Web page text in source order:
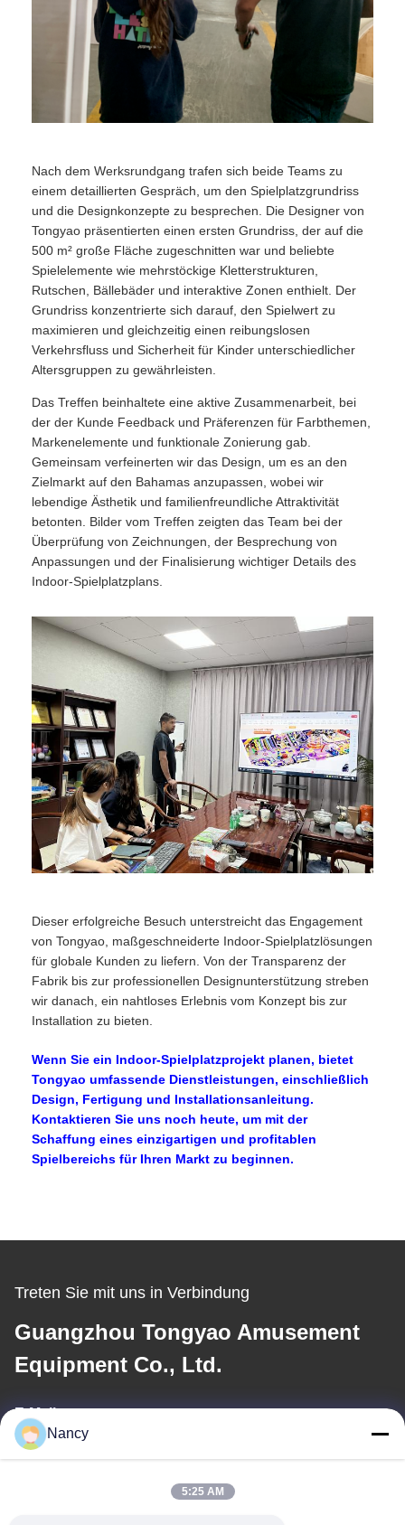
Nach dem Werksrundgang trafen sich beide Teams zu
einem detaillierten Gespräch, um den Spielplatzgrundriss
und die Designkonzepte zu besprechen. Die Designer von
Tongyao präsentierten einen ersten Grundriss, der auf die
500 m² große Fläche zugeschnitten war und beliebte
Spielelemente wie mehrstöckige Kletterstrukturen,
Rutschen, Bällebäder und interaktive Zonen enthielt. Der
Grundriss konzentrierte sich darauf, den Spielwert zu
maximieren und gleichzeitig einen reibungslosen
Verkehrsfluss und Sicherheit für Kinder unterschiedlicher
Altersgruppen zu gewährleisten.
Das Treffen beinhaltete eine aktive Zusammenarbeit, bei
der der Kunde Feedback und Präferenzen für Farbthemen,
Markenelemente und funktionale Zonierung gab.
Gemeinsam verfeinerten wir das Design, um es an den
Zielmarkt auf den Bahamas anzupassen, wobei wir
lebendige Ästhetik und familienfreundliche Attraktivität
betonten. Bilder vom Treffen zeigten das Team bei der
Überprüfung von Zeichnungen, der Besprechung von
Anpassungen und der Finalisierung wichtiger Details des
Indoor-Spielplatzplans.
Dieser erfolgreiche Besuch unterstreicht das Engagement
von Tongyao, maßgeschneiderte Indoor-Spielplatzlösungen
für globale Kunden zu liefern. Von der Transparenz der
Fabrik bis zur professionellen Designunterstützung streben
wir danach, ein nahtloses Erlebnis vom Konzept bis zur
Installation zu bieten.
Wenn Sie ein Indoor-Spielplatzprojekt planen, bietet
Tongyao umfassende Dienstleistungen, einschließlich
Design, Fertigung und Installationsanleitung.
Kontaktieren Sie uns noch heute, um mit der
Schaffung eines einzigartigen und profitablen
Spielbereichs für Ihren Markt zu beginnen.
Treten Sie mit uns in Verbindung
Guangzhou Tongyao Amusement
Equipment Co., Ltd.
E-Mail
Nancy
5:25 AM